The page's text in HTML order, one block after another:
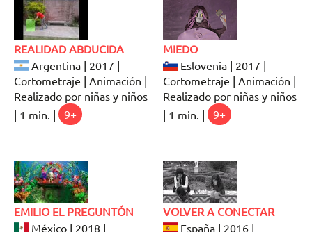
REALIDAD ABDUCIDA
Argentina | 2017 |
Cortometraje | Animación |
Realizado por niñas y niños
| 1 min. |
9+
MIEDO
Eslovenia | 2017 |
Cortometraje | Animación |
Realizado por niñas y niños
| 1 min. |
9+
EMILIO EL PREGUNTÓN
México | 2018 |
VOLVER A CONECTAR
España | 2016 |